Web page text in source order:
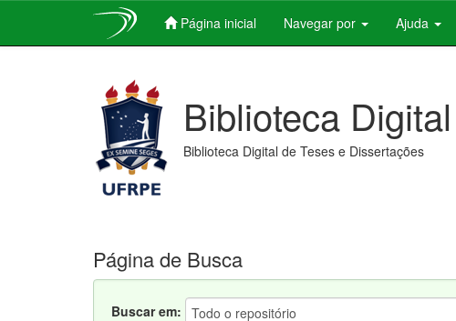
Página inicial Navegar por Ajuda
Biblioteca
Biblioteca Digital de Teses e Dissertações
Página de Busca
Buscar em: